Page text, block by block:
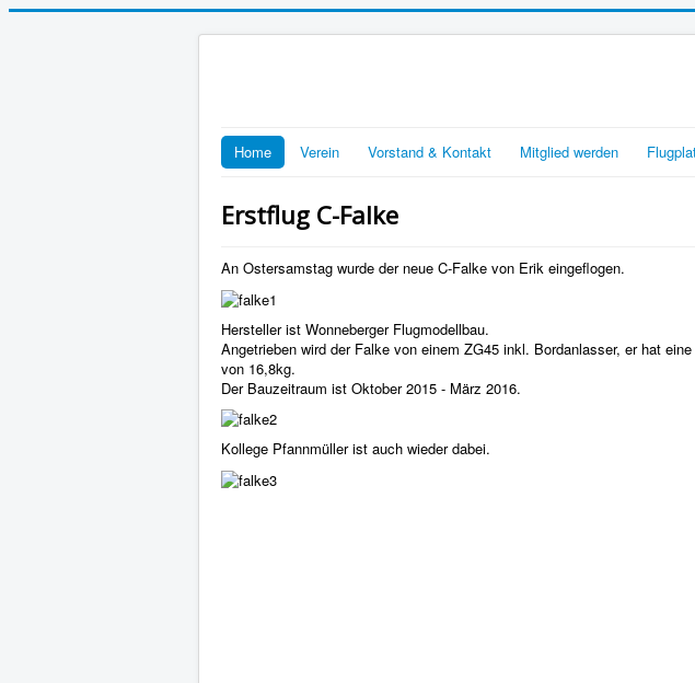
Home Verein Vorstand & Kontakt Mitglied werden
Erstflug C-Falke
An Ostersamstag wurde der neue C-Falke von Erik eingeflogen.
Hersteller ist Wonneberger Flugmodellbau.
Angetrieben wird der Falke von einem ZG45 inkl. Bordanlasser, er hat
von 16,8kg.
Der Bauzeitraum ist Oktober 2015 - März 2016.
Kollege Pfannmüller ist auch wieder dabei.